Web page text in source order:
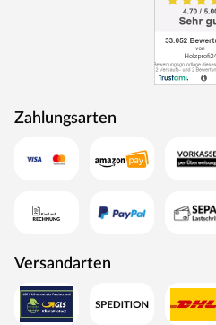
Zahlungsarten
Versandarten